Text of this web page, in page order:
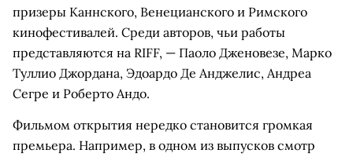
призеры Каннского, Венецианского и Римского
кинофестивалей. Среди авторов, чьи работы
представляются на RIFF, — Паоло Дженовезе, Марко
Туллио Джордана, Эдоардо Де Анджелис, Андреа
Сегре и Роберто Андо.
Фильмом открытия нередко становится громкая
премьера. Например, в одном из выпусков смотр